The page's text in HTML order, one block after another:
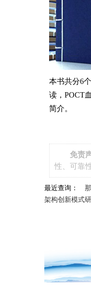
本书共分6
读，POCT
简介。
免责
性、可靠
最近查询：
架构创新模式